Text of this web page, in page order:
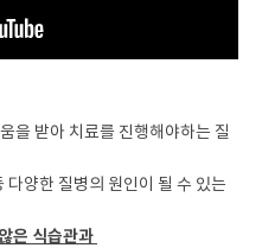
을 받아 치료를 진행해야하는 질
양한 질병의 원인이 될 수 있는
은 식습관과